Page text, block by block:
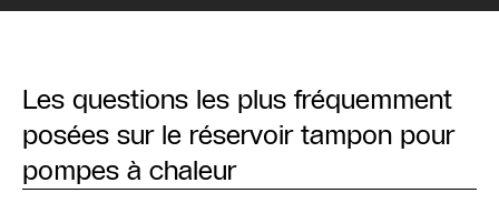
Les questions les plus fréquemment
posées sur le réservoir tampon pour
pompes à chaleur